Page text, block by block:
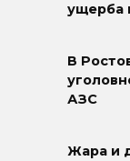
ущерба
В
АЗС
Жара и